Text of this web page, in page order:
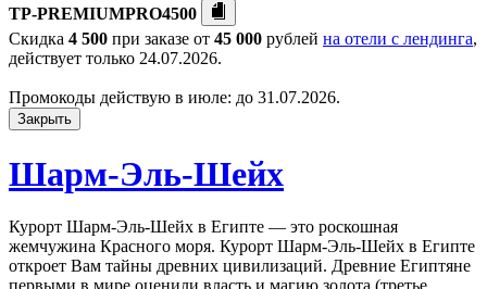
TP-PREMIUMPRO4500
Скидка 4 500 при заказе от 45 000 рублей на отели с лендинга,
действует только 24.07.2026.
Промокоды действую в июле: до 31.07.2026.
Закрыть
Шарм-Эль-Шейх
Курорт Шарм-Эль-Шейх в Египте — это роскошная
жемчужина Красного моря. Курорт Шарм-Эль-Шейх в Египте
откроет Вам тайны древних цивилизаций. Древние Египтяне